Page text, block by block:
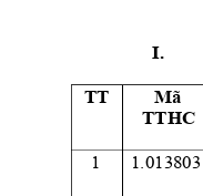
I.
TT
Mã
TTHC
1 1.013803